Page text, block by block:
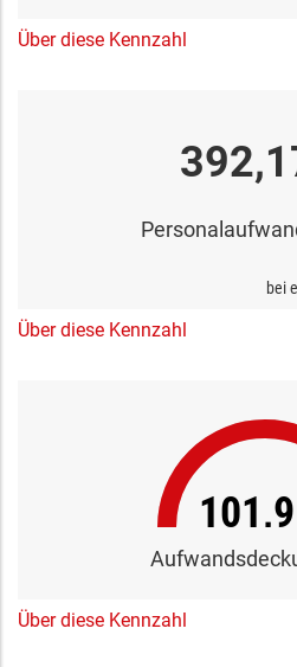
Über diese Kennzahl
bei
Über diese Kennzahl
Über diese Kennzahl